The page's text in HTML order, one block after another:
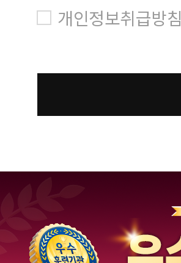
개인정보취급방침